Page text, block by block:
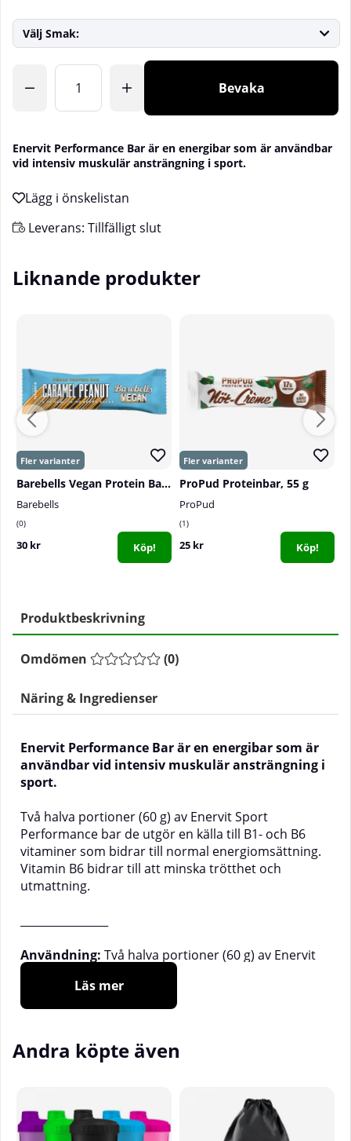
Välj Smak:
Bevaka
Enervit Performance Bar är en energibar som är användbar
vid intensiv muskulär ansträngning i sport.
Leverans: Tillfälligt slut
Liknande produkter
Barebells Vegan Protein Bar, 55 g
Barebells
0
30 kr Köp!
ProPud Proteinbar, 55 g
ProPud
1
25 kr Köp!
Produktbeskrivning
Omdömen (0)
Näring & Ingredienser
Enervit Performance Bar är en energibar som är
användbar vid intensiv muskulär ansträngning i
sport.
Två halva portioner (60 g) av Enervit Sport
Performance bar de utgör en källa till B1- och B6
vitaminer som bidrar till normal energiomsättning.
Vitamin B6 bidrar till att minska trötthet och
utmattning.
Användning: Två halva portioner (60 g) av Enervit
Sport Performance bar de utgör en källa till vitamin
C , vilket bidrar till normal *energiomsättning, bidrar
till att minska trötthet och utmattning och bidrar till
under och efter intensiv fysisk träning (den
gynnsamma effekten uppnås vid ett dagligt intag av
Varning! Tänk på vikten av en varierad och
Läs mer
Andra köpte även